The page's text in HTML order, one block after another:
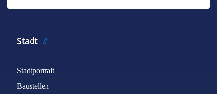
Stadt
Stadtportrait
Baustellen